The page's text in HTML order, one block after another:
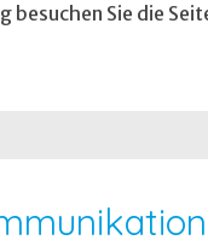
besuchen Sie die